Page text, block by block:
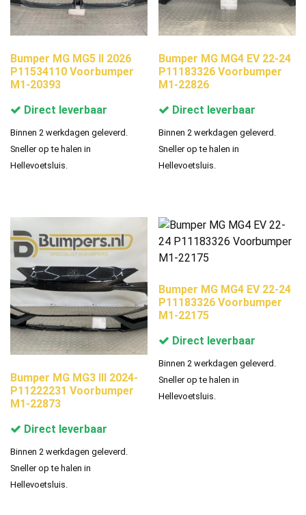
Bumper MG MG5 II 2026
P11534110 Voorbumper
M1-20393
Direct leverbaar
Binnen 2 werkdagen geleverd.
Sneller op te halen in
Hellevoetsluis.
Bumper MG MG4 EV 22-24
P11183326 Voorbumper
M1-22826
Direct leverbaar
Binnen 2 werkdagen geleverd.
Sneller op te halen in
Hellevoetsluis.
Bumper MG MG3 III 2024-
P11222231 Voorbumper
M1-22873
Direct leverbaar
Binnen 2 werkdagen geleverd.
Sneller op te halen in
Hellevoetsluis.
Bumper MG MG4 EV 22-24
P11183326 Voorbumper
M1-22175
Direct leverbaar
Binnen 2 werkdagen geleverd.
Sneller op te halen in
Hellevoetsluis.